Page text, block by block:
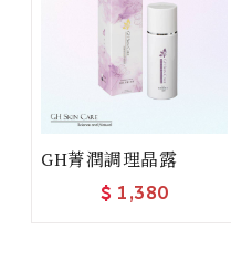
GH菁潤調理晶露
$ 1,380